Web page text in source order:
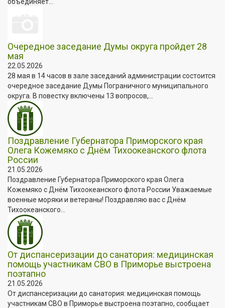
Очередное заседание Думы округа пройдет 28
мая
22.05.2026
28 мая в 14 часов в зале заседаний администрации состоится
очередное заседание Думы Пограничного муниципального
округа. В повестку включены 13 вопросов,...
Поздравление Губернатора Приморского края
Олега Кожемяко с Днём Тихоокеанского флота
России
21.05.2026
Поздравление Губернатора Приморского края Олега
Кожемяко с Днём Тихоокеанского флота России Уважаемые
военные моряки и ветераны! Поздравляю вас с Днём
Тихоокеанского...
От диспансеризации до санатория: медицинская
помощь участникам СВО в Приморье выстроена
поэтапно
21.05.2026
От диспансеризации до санатория: медицинская помощь
участникам СВО в Приморье выстроена поэтапно, сообщает